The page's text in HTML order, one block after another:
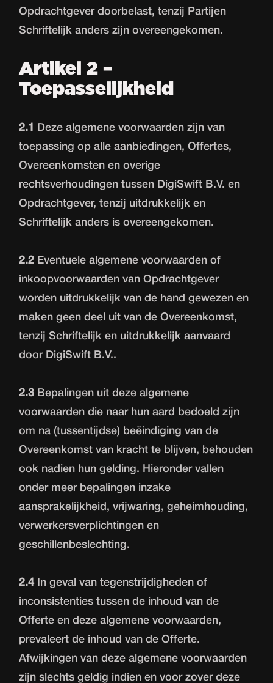
Opdrachtgever doorbelast, tenzij Partijen
Schriftelijk anders zijn overeengekomen.
Artikel 2 –
Toepasselijkheid
2.1
Deze algemene voorwaarden zijn van
toepassing op alle aanbiedingen, Offertes,
Overeenkomsten en overige
rechtsverhoudingen tussen DigiSwift B.V. en
Opdrachtgever, tenzij uitdrukkelijk en
Schriftelijk anders is overeengekomen.
2.2 Eventuele algemene voorwaarden of
inkoopvoorwaarden van Opdrachtgever
worden uitdrukkelijk van de hand gewezen en
maken geen deel uit van de Overeenkomst,
tenzij Schriftelijk en uitdrukkelijk aanvaard
door DigiSwift B.V..
2.3 Bepalingen uit deze algemene
voorwaarden die naar hun aard bedoeld zijn
om na (tussentijdse) beëindiging van de
Overeenkomst van kracht te blijven, behouden
ook nadien hun gelding. Hieronder vallen
onder meer bepalingen inzake
aansprakelijkheid, vrijwaring, geheimhouding,
verwerkersverplichtingen en
geschillenbeslechting.
2.4In geval van tegenstrijdigheden of
inconsistenties tussen de inhoud van de
Offerte en deze algemene voorwaarden,
prevaleert de inhoud van de Offerte.
Afwijkingen van deze algemene voorwaarden
zijn slechts geldig indien en voor zover deze